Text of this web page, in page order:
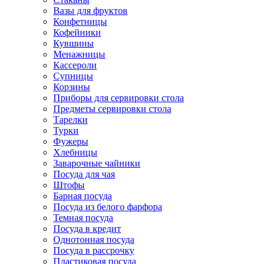
Вазы для фруктов
Конфетницы
Кофейники
Кувшины
Менажницы
Кассероли
Супницы
Корзины
Приборы для сервировки стола
Предметы сервировки стола
Тарелки
Турки
Фужеры
Хлебницы
Заварочные чайники
Посуда для чая
Штофы
Барная посуда
Посуда из белого фарфора
Темная посуда
Посуда в кредит
Однотонная посуда
Посуда в рассрочку
Пластиковая посуда